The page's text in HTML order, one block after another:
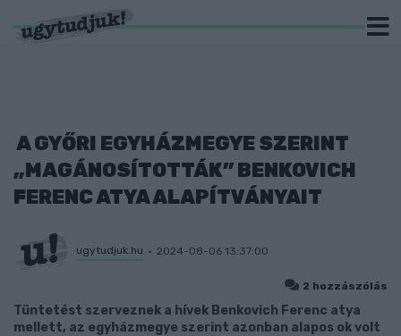
A GYŐRI EGYHÁZMEGYE SZERINT
„MAGÁNOSÍTOTTÁK” BENKOVICH
FERENC ATYA ALAPÍTVÁNYAIT
ugytudjuk.hu 2024-08-06 13:37:00
2 hozzászólás
Tüntetést szerveznek a hívek Benkovich Ferenc atya
mellett, az egyházmegye szerint azonban alapos ok volt